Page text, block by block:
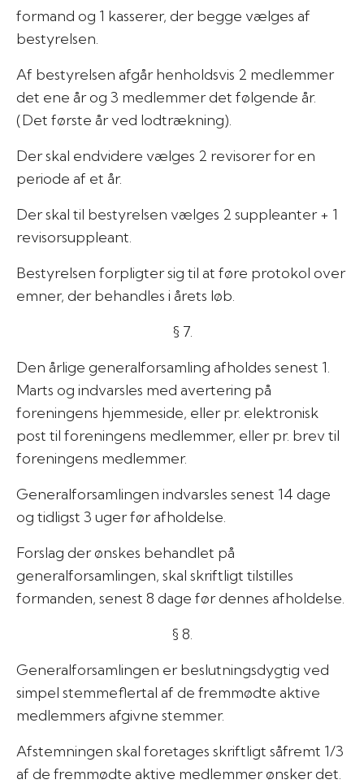
formand og 1 kasserer, der begge vælges af
bestyrelsen.
Af bestyrelsen afgår henholdsvis 2 medlemmer
det ene år og 3 medlemmer det følgende år.
(Det første år ved lodtrækning).
Der skal endvidere vælges 2 revisorer for en
periode af et år.
Der skal til bestyrelsen vælges 2 suppleanter + 1
revisorsuppleant.
Bestyrelsen forpligter sig til at føre protokol over
emner, der behandles i årets løb.
§ 7.
Den årlige generalforsamling afholdes senest 1.
Marts og indvarsles med avertering på
foreningens hjemmeside, eller pr. elektronisk
post til foreningens medlemmer, eller pr. brev til
foreningens medlemmer.
Generalforsamlingen indvarsles senest 14 dage
og tidligst 3 uger før afholdelse.
Forslag der ønskes behandlet på
generalforsamlingen, skal skriftligt tilstilles
formanden, senest 8 dage før dennes afholdelse.
§ 8.
Generalforsamlingen er beslutningsdygtig ved
simpel stemmeflertal af de fremmødte aktive
medlemmers afgivne stemmer.
Afstemningen skal foretages skriftligt såfremt 1/3
af de fremmødte aktive medlemmer ønsker det.